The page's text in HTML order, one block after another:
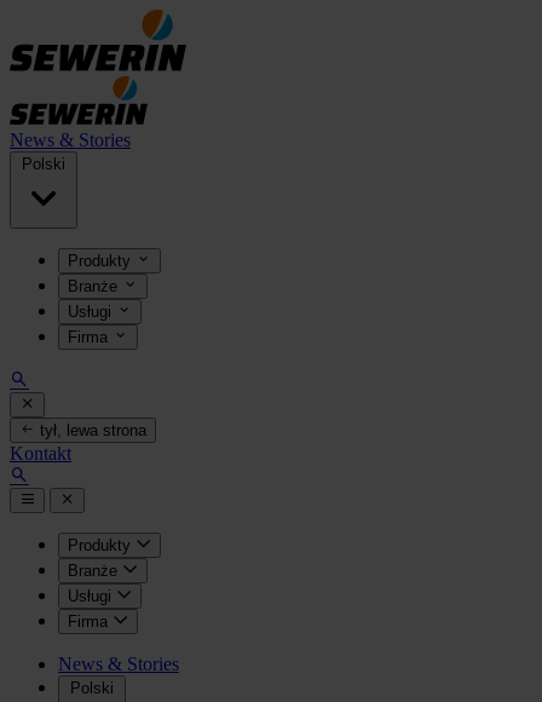
News & Stories
Polski
Produkty
Branże
Usługi
Firma
tył, lewa strona
Kontakt
Produkty
Branże
Usługi
Firma
News & Stories
Polski